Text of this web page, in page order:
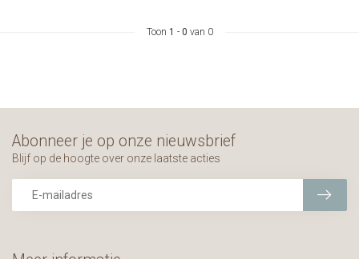
Toon 1 - 0 van 0
Abonneer je op onze nieuwsbrief
Blijf op de hoogte over onze laatste acties